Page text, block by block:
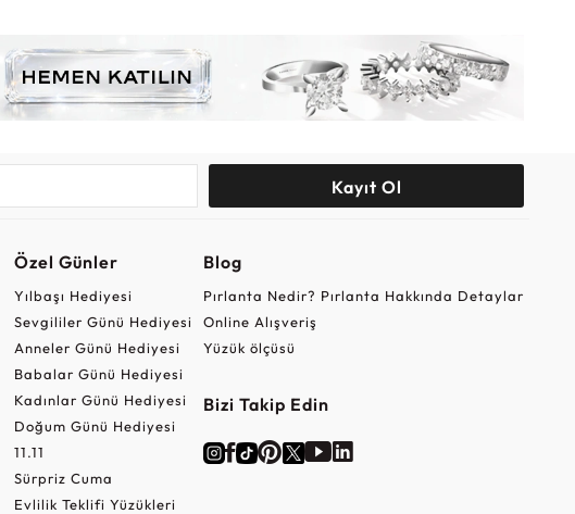
Kayıt Ol
Özel Günler
Yılbaşı Hediyesi
Sevgililer Günü Hediyesi
Anneler Günü Hediyesi
Babalar Günü Hediyesi
Kadınlar Günü Hediyesi
Doğum Günü Hediyesi
11.11
Sürpriz Cuma
Evlilik Teklifi Yüzükleri
Blog
Pırlanta Nedir? Pırlanta Hakkında Detaylar
Online Alışveriş
Yüzük ölçüsü
Bizi Takip Edin